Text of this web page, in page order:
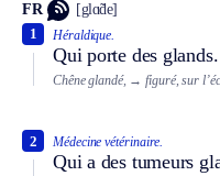
FR [glɑ̃de]
Héraldique.
Qui porte des glands.
1
Chêne glandé, → figuré, sur
Médecine vétérinaire.
Qui a des tumeurs
2